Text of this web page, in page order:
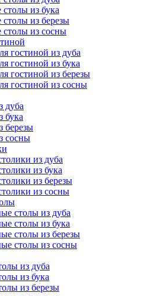
из бука
из березы
из сосны
гостиной из дуба
гостиной из бука
гостиной из березы
гостиной из сосны
дуба
бука
березы
сосны
из дуба
из бука
из березы
из сосны
столы из дуба
столы из бука
столы из березы
столы из сосны
из дуба
из бука
из березы